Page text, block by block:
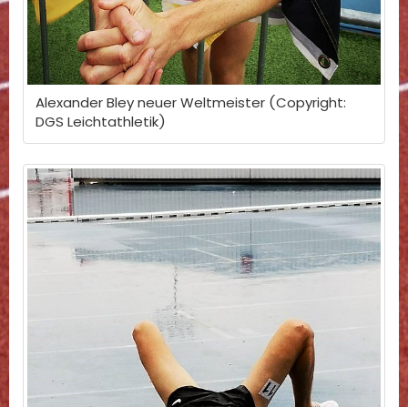
Alexander Bley neuer Weltmeister (Copyright:
DGS Leichtathletik)